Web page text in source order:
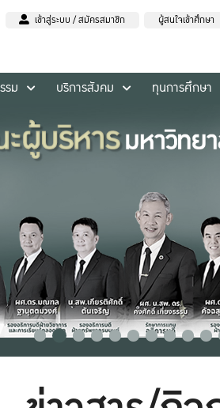
เข้าสู่ระบบ / สมัครสมาชิก ผู้สนใจเข้าศึกษา
รม บริการสังคม ทุนการศึกษา